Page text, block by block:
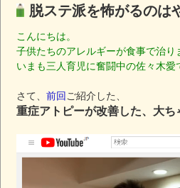
脱ステ派を怖がるのは
こんにちは。
子供たちのアレルギーが食事で治り
いまも三人育児に奮闘中の佐々木愛
さて、前回 ご紹介した、
重症アトピーが改善した、大ち